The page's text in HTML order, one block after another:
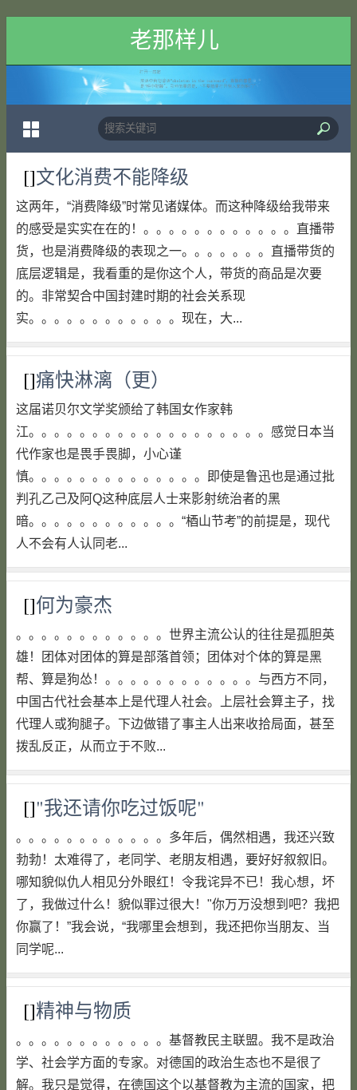
老那样儿
[]文化消费不能降级
这两年，“消费降级”时常见诸媒体。而这种降级给我带来
的感受是实实在在的！。。。。。。。。。。。。直播带
货，也是消费降级的表现之一。。。。。。。直播带货的
底层逻辑是，我看重的是你这个人，带货的商品是次要
的。非常契合中国封建时期的社会关系现
实。。。。。。。。。。。。现在，大...
[]痛快淋漓（更）
这届诺贝尔文学奖颁给了韩国女作家韩
江。。。。。。。。。。。。。。。。。。。感觉日本当
代作家也是畏手畏脚，小心谨
慎。。。。。。。。。。。。。。即使是鲁迅也是通过批
判孔乙己及阿Q这种底层人士来影射统治者的黑
暗。。。。。。。。。。。。“梄山节考”的前提是，现代
人不会有人认同老...
[]何为豪杰
。。。。。。。。。。。。世界主流公认的往往是孤胆英
雄！团体对团体的算是部落首领；团体对个体的算是黑
帮、算是狗怂！。。。。。。。。。。。。与西方不同，
中国古代社会基本上是代理人社会。上层社会算主子，找
代理人或狗腿子。下边做错了事主人出来收拾局面，甚至
拨乱反正，从而立于不败...
[]"我还请你吃过饭呢"
。。。。。。。。。。。。多年后，偶然相遇，我还兴致
勃勃！太难得了，老同学、老朋友相遇，要好好叙叙旧。
哪知貌似仇人相见分外眼红！令我诧异不已！我心想，坏
了，我做过什么！貌似罪过很大！"你万万没想到吧？我把
你赢了！”我会说，“我哪里会想到，我还把你当朋友、当
同学呢...
[]精神与物质
。。。。。。。。。。。。基督教民主联盟。我不是政治
学、社会学方面的专家。对德国的政治生态也不是很了
解。我只是觉得，在德国这个以基督教为主流的国家，把